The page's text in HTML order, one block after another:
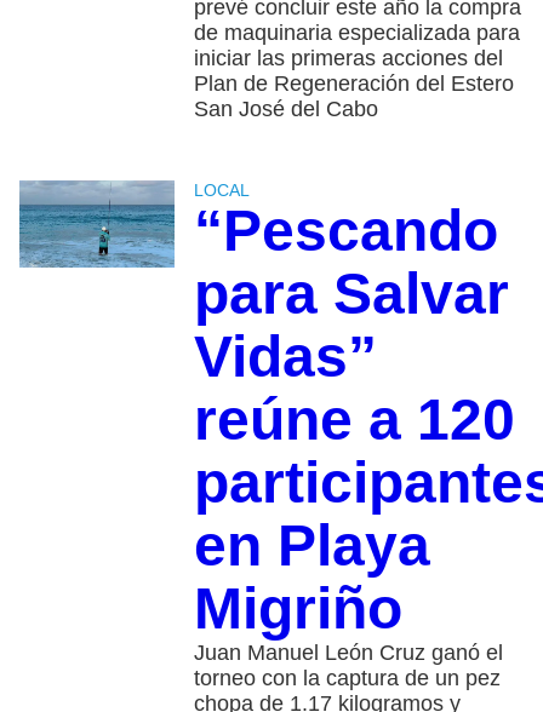
prevé concluir este año la compra
de maquinaria especializada para
iniciar las primeras acciones del
Plan de Regeneración del Estero
San José del Cabo
LOCAL
“Pescando
para Salvar
Vidas”
reúne a 120
en Playa
Migriño
Juan Manuel León Cruz ganó el
torneo con la captura de un pez
chopa de 1.17 kilogramos y